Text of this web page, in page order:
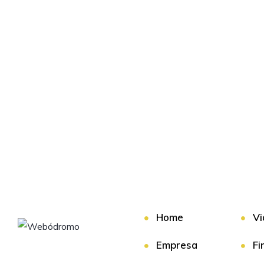
Home
Empresa